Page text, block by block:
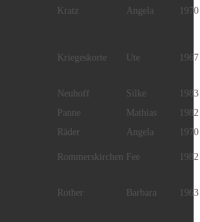
Kratz Angela 1970
Kriegeskorte Ute 1967
Neuhoff Silke
1983
Panne
Mathias
1982
Räder
Angela 1970
Rommerskirchen Fee 1982
Rother Barbara 1963